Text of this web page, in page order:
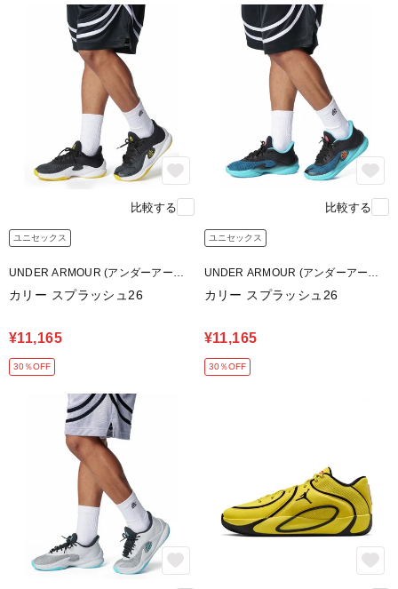
比較する
ユニセックス
UNDER ARMOUR (アンダーアーマ
カリー スプラッシュ26
¥11,165
30％OFF
比較する
ユニセックス
UNDER ARMOUR (アンダーアーマ
カリー スプラッシュ26
¥11,165
30％OFF